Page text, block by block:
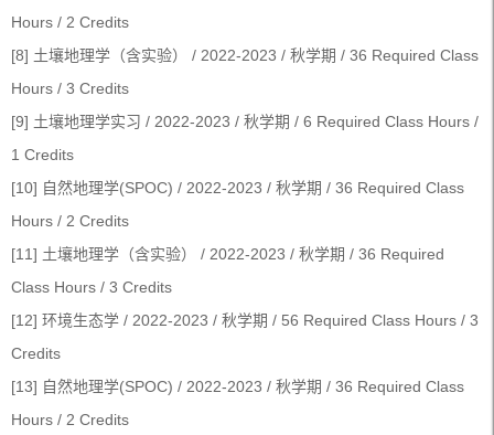
Hours / 2 Credits
[8] 土壤地理学（含实验） / 2022-2023 / 秋学期 / 36 Required Class
Hours / 3 Credits
[9] 土壤地理学实习 / 2022-2023 / 秋学期 / 6 Required Class Hours /
1 Credits
[10] 自然地理学(SPOC) / 2022-2023 / 秋学期 / 36 Required Class
Hours / 2 Credits
[11] 土壤地理学（含实验） / 2022-2023 / 秋学期 / 36 Required
Class Hours / 3 Credits
[12] 环境生态学 / 2022-2023 / 秋学期 / 56 Required Class Hours / 3
Credits
[13] 自然地理学(SPOC) / 2022-2023 / 秋学期 / 36 Required Class
Hours / 2 Credits